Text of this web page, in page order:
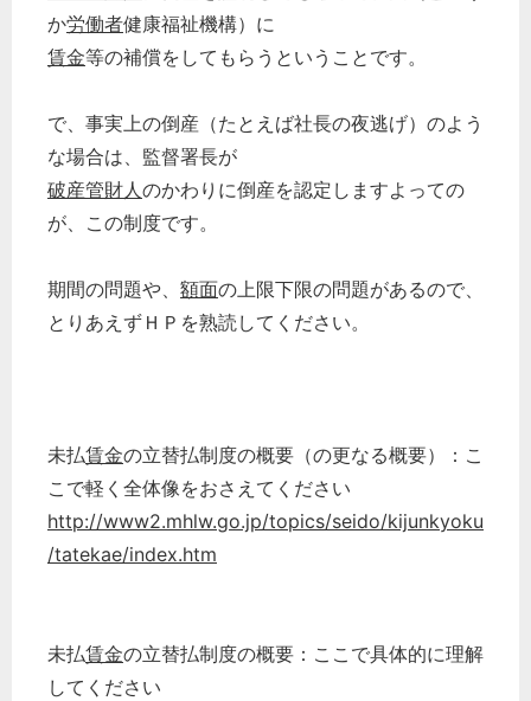
か労働者健康福祉機構）に
賃金等の補償をしてもらうということです。
で、事実上の倒産（たとえば社長の夜逃げ）のよう
な場合は、監督署長が
破産管財人のかわりに倒産を認定しますよっての
が、この制度です。
期間の問題や、 額面の上限下限の問題があるので、
とりあえずＨＰを熟読してください。
未払賃金の立替払制度の概要（の更なる概要）：こ
こで軽く全体像をおさえてください
http://www2.mhlw.go.jp/topics/seido/kijunkyoku
/tatekae/index.htm
未払賃金の立替払制度の概要：ここで具体的に理解
してください